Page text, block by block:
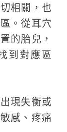
相關，也
。從耳穴
的胎兒，
到對應區
現失衡或
感、疼痛